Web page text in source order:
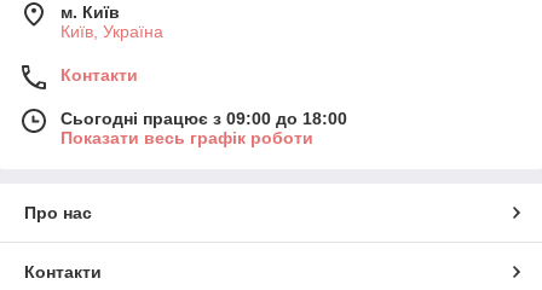
м. Київ
Київ, Україна
Контакти
Сьогодні працює з 09:00 до 18:00
Показати весь графік роботи
Про нас
Контакти